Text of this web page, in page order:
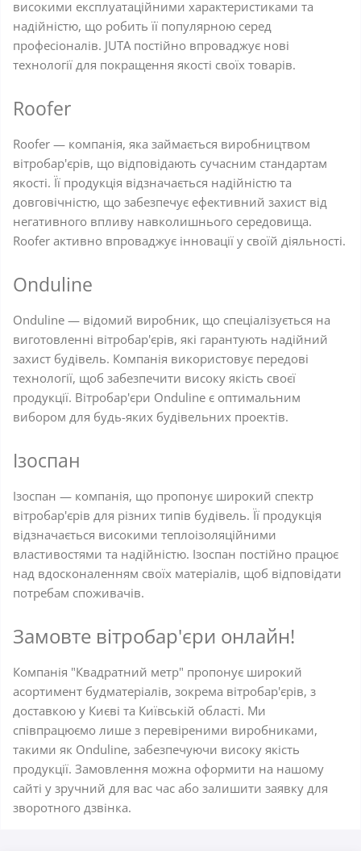
високими експлуатаційними характеристиками та
надійністю, що робить її популярною серед
професіоналів. JUTA постійно впроваджує нові
технології для покращення якості своїх товарів.
Roofer
Roofer — компанія, яка займається виробництвом
вітробар'єрів, що відповідають сучасним стандартам
якості. Її продукція відзначається надійністю та
довговічністю, що забезпечує ефективний захист від
негативного впливу навколишнього середовища.
Roofer активно впроваджує інновації у своїй діяльності.
Onduline
Onduline — відомий виробник, що спеціалізується на
виготовленні вітробар'єрів, які гарантують надійний
захист будівель. Компанія використовує передові
технології, щоб забезпечити високу якість своєї
продукції. Вітробар'єри Onduline є оптимальним
вибором для будь-яких будівельних проектів.
Ізоспан
Ізоспан — компанія, що пропонує широкий спектр
вітробар'єрів для різних типів будівель. Її продукція
відзначається високими теплоізоляційними
властивостями та надійністю. Ізоспан постійно працює
над вдосконаленням своїх матеріалів, щоб відповідати
потребам споживачів.
Замовте вітробар'єри онлайн!
Компанія "Квадратний метр" пропонує широкий
асортимент будматеріалів, зокрема вітробар'єрів, з
доставкою у Києві та Київській області. Ми
співпрацюємо лише з перевіреними виробниками,
такими як Onduline, забезпечуючи високу якість
продукції. Замовлення можна оформити на нашому
сайті у зручний для вас час або залишити заявку для
зворотного дзвінка.